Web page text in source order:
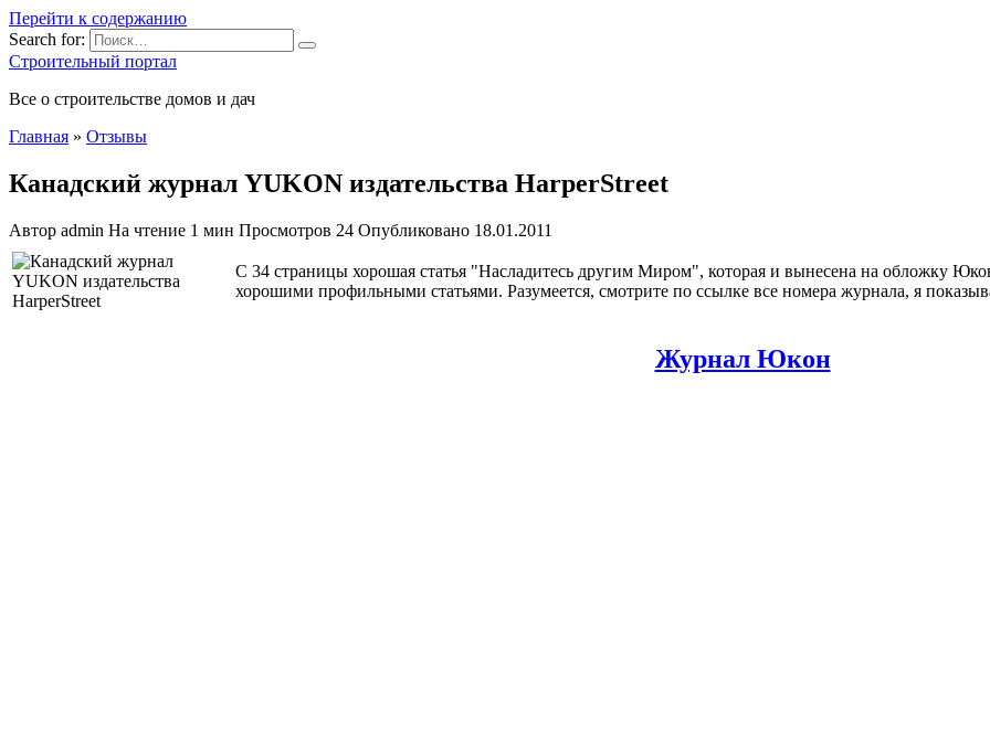
Перейти к содержанию
Search for:
Строительный портал
Все о строительстве домов и дач
Главная » Отзывы
Канадский журнал YUKON издательства HarperStreet
Автор admin На чтение 1 мин Просмотров 24 Опубликовано 18.01.2011
С 34 страницы хорошая статья "Насладитесь другим Миром", которая и вынесена на обложку
хорошими профильными статьями. Разумеется, смотрите по ссылке все номера журнала, я
Журнал Юкон